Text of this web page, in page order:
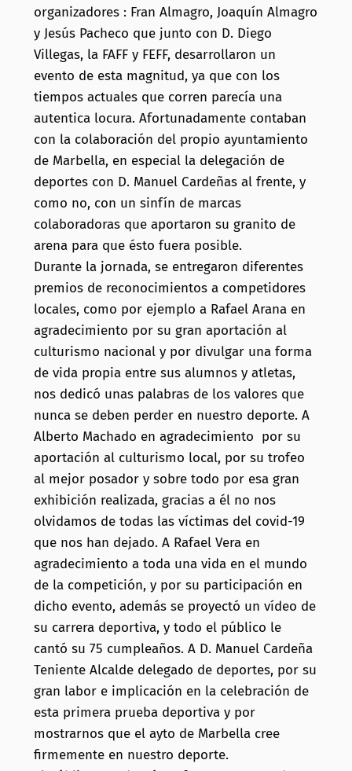
organizadores : Fran Almagro, Joaquín Almagro
y Jesús Pacheco que junto con D. Diego
Villegas, la FAFF y FEFF, desarrollaron un
evento de esta magnitud, ya que con los
tiempos actuales que corren parecía una
autentica locura. Afortunadamente contaban
con la colaboración del propio ayuntamiento
de Marbella, en especial la delegación de
deportes con D. Manuel Cardeñas al frente, y
como no, con un sinfín de marcas
colaboradoras que aportaron su granito de
arena para que ésto fuera posible.
Durante la jornada, se entregaron diferentes
premios de reconocimientos a competidores
locales, como por ejemplo a Rafael Arana en
agradecimiento por su gran aportación al
culturismo nacional y por divulgar una forma
de vida propia entre sus alumnos y atletas,
nos dedicó unas palabras de los valores que
nunca se deben perder en nuestro deporte. A
Alberto Machado en agradecimiento por su
aportación al culturismo local, por su trofeo
al mejor posador y sobre todo por esa gran
exhibición realizada, gracias a él no nos
olvidamos de todas las víctimas del covid-19
que nos han dejado. A Rafael Vera en
agradecimiento a toda una vida en el mundo
de la competición, y por su participación en
dicho evento, además se proyectó un vídeo de
su carrera deportiva, y todo el público le
cantó su 75 cumpleaños. A D. Manuel Cardeña
Teniente Alcalde delegado de deportes, por su
gran labor e implicación en la celebración de
esta primera prueba deportiva y por
mostrarnos que el ayto de Marbella cree
firmemente en nuestro deporte.